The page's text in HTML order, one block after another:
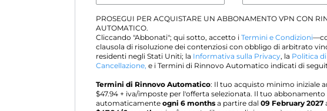
PROSEGUI PER ACQUISTARE UN ABBONAMENTO VPN CON
AUTOMATICO.
Cliccando "Abbonati"; qui sotto, accetto i Termini e Condizioni
clausola di risoluzione dei contenziosi con obbligo di arbitrato
residenti negli Stati Uniti; la Informativa sulla Privacy, la Politica di
Cancellazione, e i Termini di Rinnovo Automatico indicati di
Termini di Rinnovo Automatico: Il tuo acquisto minimo iniziale
$47.94 + iva/imposte per l'offerta selezionata. Il tuo abbonamento
automaticamente ogni 6 months a partire dal 09 February 2027